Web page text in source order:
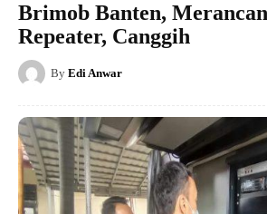
Brimob Banten,
Repeater, Canggih
By Edi Anwar